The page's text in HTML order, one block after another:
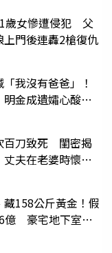
歲女慘遭侵犯 父
上門後連轟2槍復仇
我沒有爸爸」！
金成遺孀心酸惹
百刀致死 閨密揭
丈夫在老婆時懷孕
158公斤黃金！假
億 豪宅地下室竟